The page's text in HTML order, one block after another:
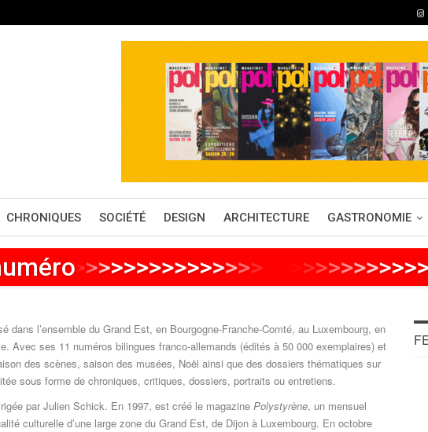
CHRONIQUES SOCIÉTÉ DESIGN ARCHITECTURE GASTRONOMIE
>>>>>>>>>>>>>>> >>> >>>>>
dans l’ensemble du Grand Est, en Bourgogne-Franche-Comté, au Luxembourg, en
Avec ses 11 numéros bilingues franco-allemands (édités à 50 000 exemplaires) et
des scènes, saison des musées, Noël ainsi que des dossiers thématiques sur
sous forme de chroniques, critiques, dossiers, portraits ou entretiens.
par Julien Schick. En 1997, est créé le magazine Polystyrène, un mensuel
culturelle d’une large zone du Grand Est, de Dijon à Luxembourg. En octobre